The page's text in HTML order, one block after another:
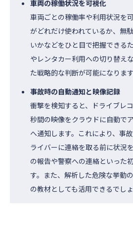
車両の稼働状況を可視化
車両ごとの稼働率や利用状況を
がどれだけ使われているか、無
いかなどをひと目で把握できる
やレンタカー利用への切り替え
た戦略的な判断が可能になります
事故時の自動通知と映像記録
衝撃を検知すると、ドライブレ
秒間の映像をクラウドに自動で
へ通知します。これにより、事
ライバーに連絡を取る前に状況
の報告や警察への連絡といった
す。また、解析した危険な挙動
の教材としても活用できるでしょ